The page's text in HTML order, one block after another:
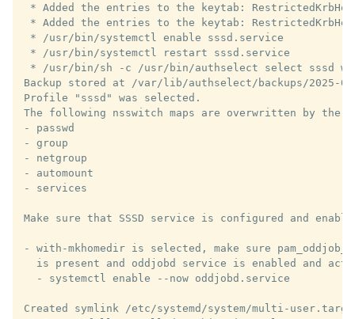
* Added the entries to the keytab: RestrictedKrbHost/
* Added the entries to the keytab: RestrictedKrbHost/
* /usr/bin/systemctl enable sssd.service
* /usr/bin/systemctl restart sssd.service
* /usr/bin/sh -c /usr/bin/authselect select sssd
Backup stored at /var/lib/authselect/backups/2025-06-
Profile "sssd" was selected.
The following nsswitch maps are overwritten by the
- passwd
- group
- netgroup
- automount
- services
Make sure that SSSD service is configured and
- with-mkhomedir is selected, make sure
is present and oddjobd service is enabled and
  - systemctl enable --now oddjobd.service
Created symlink /etc/systemd/system/multi-